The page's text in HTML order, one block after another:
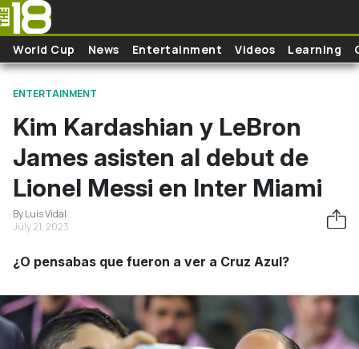
Skip to main content
World Cup News Entertainment Videos Learning
ENTERTAINMENT
Kim Kardashian y LeBron
James asisten al debut de
Lionel Messi en Inter Miami
By Luis Vidal
July 21, 2023
¿O pensabas que fueron a ver a Cruz Azul?